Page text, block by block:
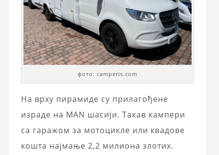
фото: camperis.com
На врху пирамиде су прилагођене
израде на MAN шасији. Такав кампери
са гаражом за мотоцикле или квадове
кошта најмање 2,2 милиона злотих.